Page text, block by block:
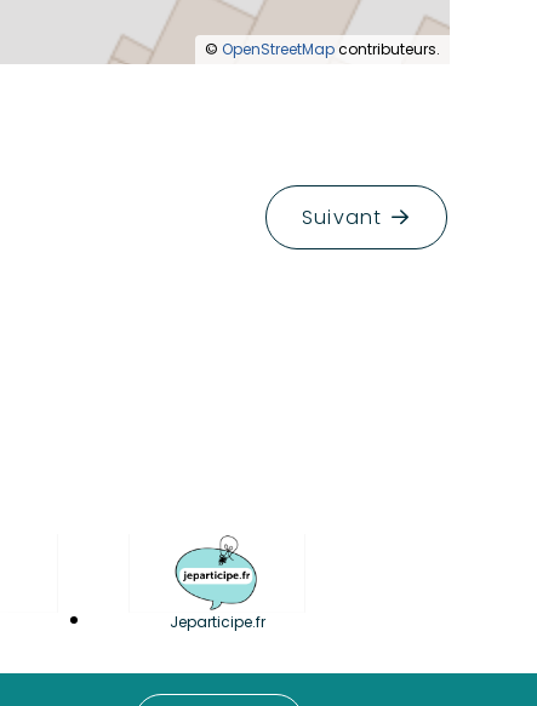
© OpenStreetMapcontributeurs.
Suivant
Jeparticipe.fr